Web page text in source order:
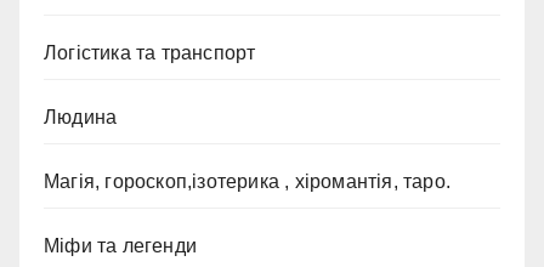
Логістика та транспорт
Людина
Магія, гороскоп,ізотерика , хіромантія, таро.
Міфи та легенди